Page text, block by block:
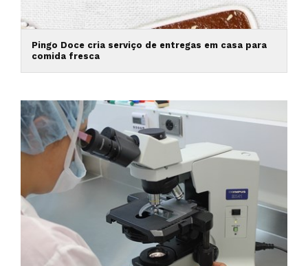
Pingo Doce cria serviço de entregas em casa para
comida fresca